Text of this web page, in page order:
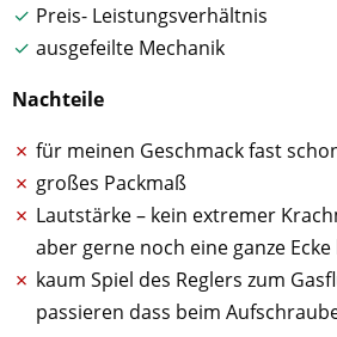
Preis- Leistungsverhältnis
ausgefeilte Mechanik
Nachteile
für meinen Geschmack fast
großes Packmaß
Lautstärke – kein extremer
aber gerne noch eine ganze
kaum Spiel des Reglers zum
passieren dass beim